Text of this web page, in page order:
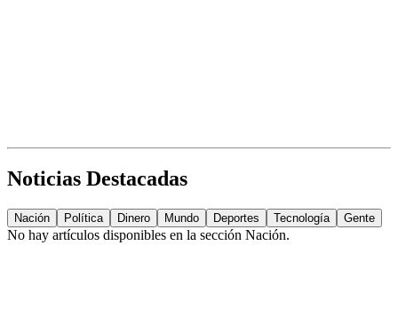
Noticias Destacadas
Nación Política Dinero Mundo Deportes Tecnología Gente
No hay artículos disponibles en la sección Nación.